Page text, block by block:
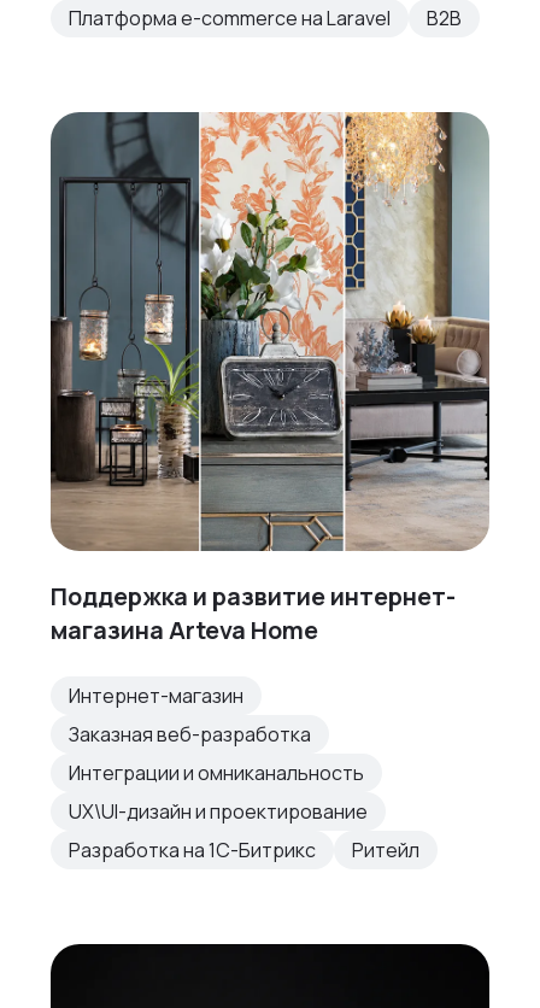
Платформа e-commerce на Laravel
B2B
Поддержка и развитие интернет-
магазина Arteva Home
Интернет-магазин
Заказная веб-разработка
Интеграции и омниканальность
UX\UI-дизайн и проектирование
Разработка на 1С-Битрикс
Ритейл